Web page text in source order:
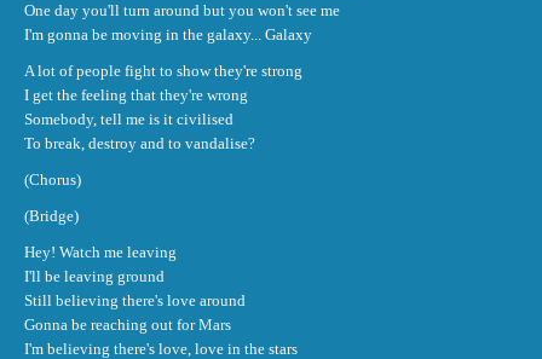
One day you'll turn around but you won't see me
I'm gonna be moving in the galaxy... Galaxy
A lot of people fight to show they're strong
I get the feeling that they're wrong
Somebody, tell me is it civilised
To break, destroy and to vandalise?
(Chorus)
(Bridge)
Hey! Watch me leaving
I'll be leaving ground
Still believing there's love around
Gonna be reaching out for Mars
I'm believing there's love, love in the stars